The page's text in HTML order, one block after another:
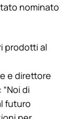
nominato
prodotti al
e direttore
: “Noi di
futuro